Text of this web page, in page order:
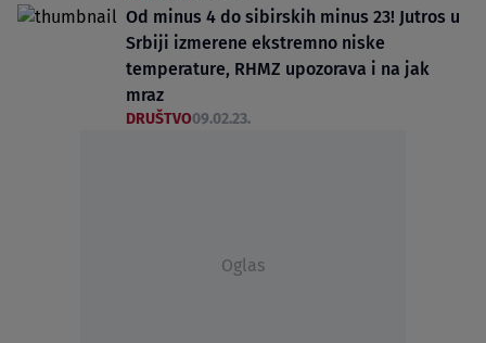
Od minus 4 do sibirskih minus 23! Jutros u
Srbiji izmerene ekstremno niske
temperature, RHMZ upozorava i na jak
mraz
DRUŠTVO09.02.23.
Oglas